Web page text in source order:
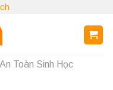
Toàn Sinh Học